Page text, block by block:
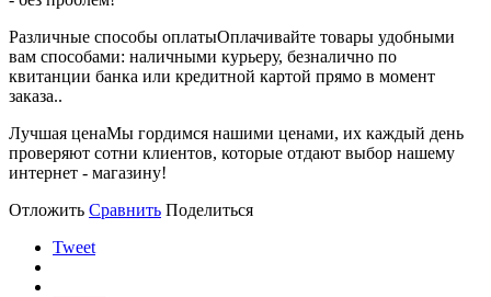
Различные способы оплатыОплачивайте товары удобными
вам способами: наличными курьеру, безналично по
квитанции банка или кредитной картой прямо в момент
заказа..
Лучшая ценаМы гордимся нашими ценами, их каждый день
проверяют сотни клиентов, которые отдают выбор нашему
интернет - магазину!
Отложить Сравнить Поделиться
Tweet